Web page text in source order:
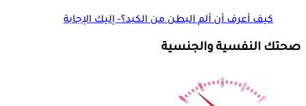
كيف أعرف أن ألم البطن من الكبد؟- إليك الإجابة
صحتك النفسية والجنسية